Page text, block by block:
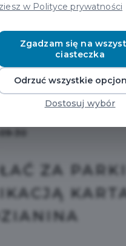
ZA
w Polityce prywatności
Zgadzam się na
ciasteczka
Odrzuć wszystkie
Dostosuj wybór